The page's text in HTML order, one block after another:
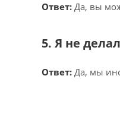
Ответ: Да, вы
5. Я не
Ответ: Да, мы